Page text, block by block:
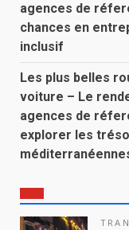
agences de
chances en
inclusif
Les plus belles
voiture – Le
agences de
explorer les